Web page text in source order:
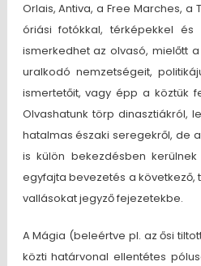
Orlais, Antiva, a Free Marches, a
óriási fotókkal, térképekkel és
ismerkedhet az olvasó, mielőtt
uralkodó nemzetségeit,
ismertetőit, vagy épp a köztük
Olvashatunk törp dinasztiákról,
hatalmas északi seregekről, de
is külön bekezdésben
egyfajta bevezetés a következő,
vallásokat jegyző fejezetekbe.
A Mágia (beleértve pl. az ősi
közti határvonal ellentétes